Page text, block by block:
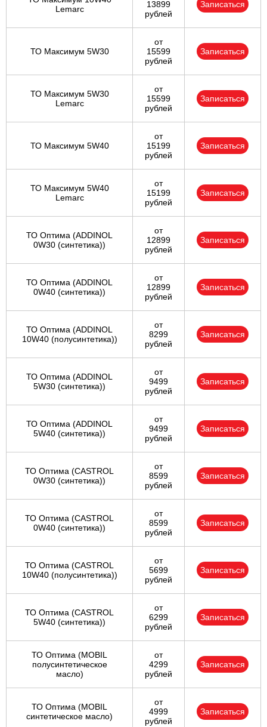
Lemarc
13899
рублей
Записаться
ТО Максимум 5W30
от
15599
рублей
Записаться
ТО Максимум 5W30
Lemarc
от
15599
рублей
Записаться
ТО Максимум 5W40
от
15199
рублей
Записаться
ТО Максимум 5W40
Lemarc
от
15199
рублей
Записаться
ТО Оптима (ADDINOL
0W30 (синтетика))
от
12899
рублей
Записаться
ТО Оптима (ADDINOL
0W40 (синтетика))
от
12899
рублей
Записаться
ТО Оптима (ADDINOL
10W40 (полусинтетика))
от
8299
рублей
Записаться
ТО Оптима (ADDINOL
5W30 (синтетика))
от
9499
рублей
Записаться
ТО Оптима (ADDINOL
5W40 (синтетика))
от
9499
рублей
Записаться
ТО Оптима (CASTROL
0W30 (синтетика))
от
8599
рублей
Записаться
ТО Оптима (CASTROL
0W40 (синтетика))
от
8599
рублей
Записаться
ТО Оптима (CASTROL
10W40 (полусинтетика))
от
5699
рублей
Записаться
ТО Оптима (CASTROL
5W40 (синтетика))
от
6299
рублей
Записаться
ТО Оптима (MOBIL
полусинтетическое
масло)
от
4299
рублей
Записаться
ТО Оптима (MOBIL
синтетическое масло)
от
4999
рублей
Записаться